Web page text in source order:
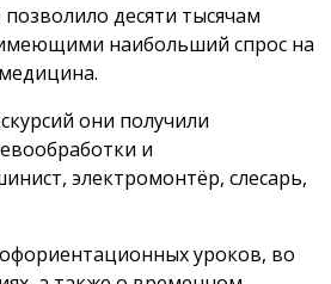
десяти тысячам
имеющими наибольший спрос на
они получили
и
электромонтёр, слесарь,
уроков, во